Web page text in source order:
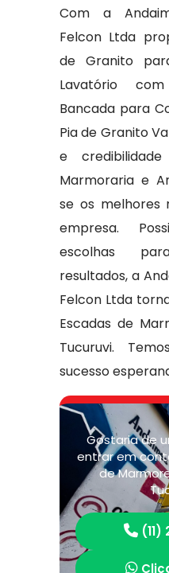
Com a
Felcon Ltda
de Granito
Lavatório
Bancada para
Pia de Granito
e
Marmoraria e
se os melhores
empresa.
escolhas
resultados, a
Felcon Ltda
Escadas de
Tucuruvi.
sucesso
Gostaria de
entrar em
de
(11)